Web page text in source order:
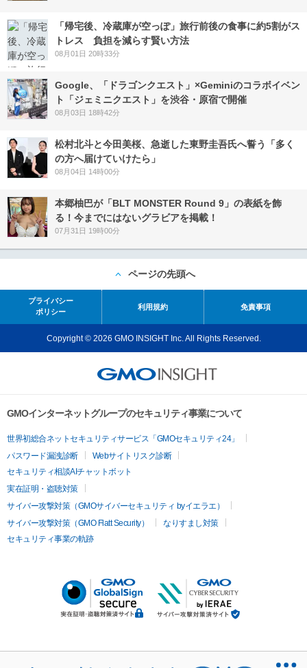
「帰宅後、冷蔵庫が空っぽ」旅行前後の食事に約5割がス
トレス 負担を減らす賢い方法
08月01日 20時33分
Google、「ドラゴンクエスト」×Geminiのコラボイベン
ト「ジェミニクエスト」を渋谷・原宿で開催
08月03日 18時42分
松村北斗と今田美桜、急逝した東野圭吾氏へ誓う「多く
の方へ届けていけたら」
08月04日 14時00分
本郷柚巴が「BLT MONSTER Round 9」の表紙を飾
る！今までにはないグラビアを掲載！
07月31日 19時00分
ページの先頭へ
プライバシー
ポリシー
利用規約 免責事項
Copyright © 2026 GMO INSIGHT Inc. All Rights Reserved.
GMOインターネットグループのセキュリティ事業について
世界初総合ネットセキュリティサービス「GMOセキュリティ24」
パスワード漏洩診断
Webサイトリスク診断
セキュリティ相談AIチャットボット
実在証明・盗聴対策
サイバー攻撃対策（GMOサイバーセキュリティ byイエラエ）
サイバー攻撃対策（GMO Flatt Security）
なりすまし対策
セキュリティ事業の軌跡